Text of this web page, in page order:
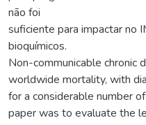
não foi
suficiente para impactar no
bioquímicos.
Non-communicable chronic
worldwide mortality, with
for a considerable number
paper was to evaluate the